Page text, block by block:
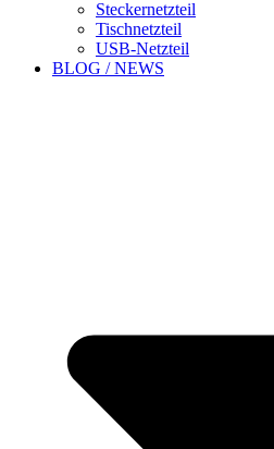
Steckernetzteil
Tischnetzteil
USB-Netzteil
BLOG / NEWS